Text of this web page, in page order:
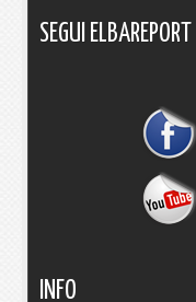
SEGUI ELBAREPORT
INFO